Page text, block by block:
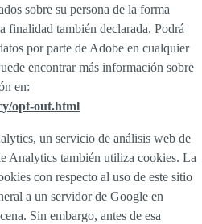
sobre su persona de la forma
finalidad también declarada. Podrá
por parte de Adobe en cualquier
encontrar más información sobre
en:
opt-out.html
un servicio de análisis web de
Analytics también utiliza cookies. La
con respecto al uso de este sitio
a un servidor de Google en
Sin embargo, antes de esa